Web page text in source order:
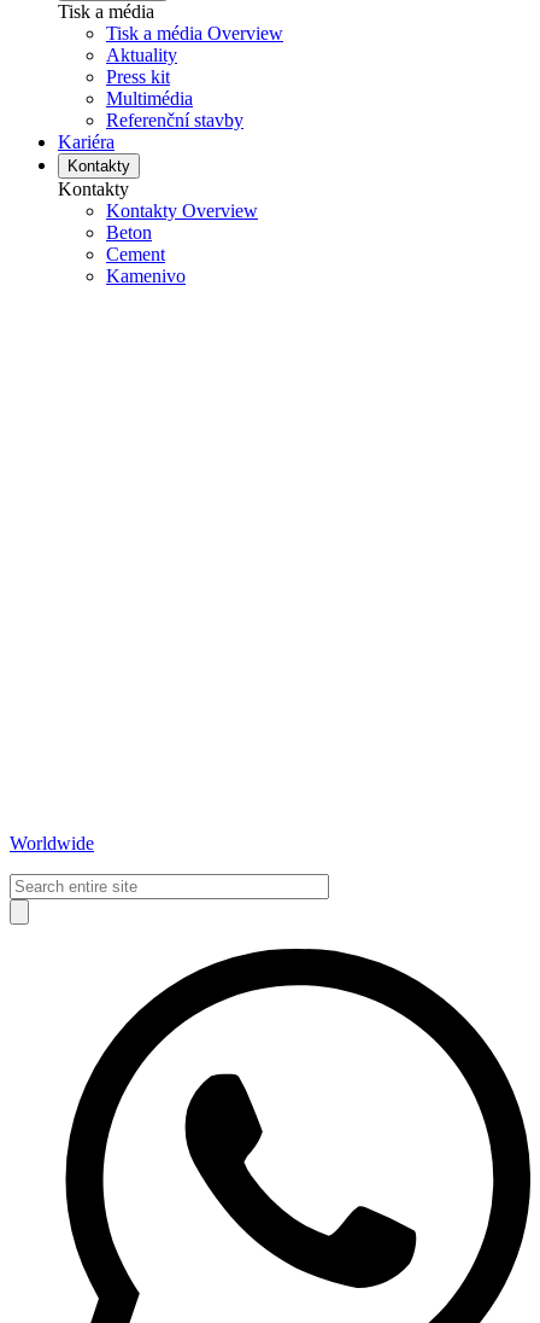
Tisk a média
Tisk a média Overview
Aktuality
Press kit
Multimédia
Referenční stavby
Kariéra
Kontakty
Kontakty
Kontakty Overview
Beton
Cement
Kamenivo
Worldwide